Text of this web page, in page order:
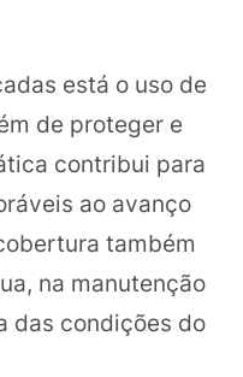
está o uso de
de proteger e
contribui para
ao avanço
também
na manutenção
das condições do